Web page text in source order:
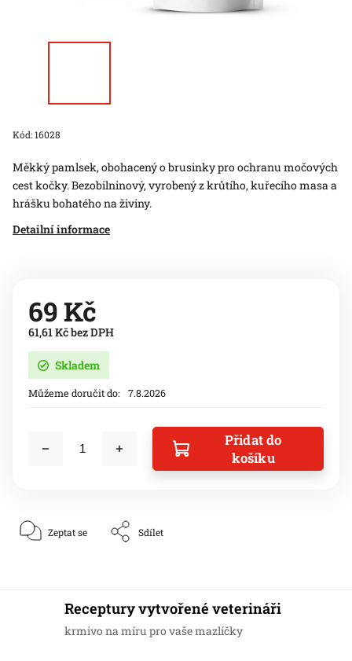
Kód:16028
Měkký pamlsek, obohacený o brusinky pro ochranu močových
cest kočky. Bezobilninový, vyrobený z krůtího, kuřecího masa a
hrášku bohatého na živiny.
Detailní informace
69 Kč
61,61 Kč bez DPH
Skladem
Můžeme doručit do: 7.8.2026
Přidat do
košíku
Zeptat se Sdílet
Receptury vytvořené veterináři
krmivo na míru pro vaše mazlíčky